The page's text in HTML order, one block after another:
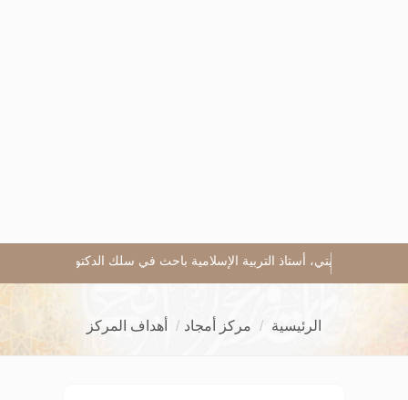
بلغيتي، أستاذ التربية الإسلامية باحث في سلك الدكتوراه
الرئيسية مركز أمجاد أهداف المركز